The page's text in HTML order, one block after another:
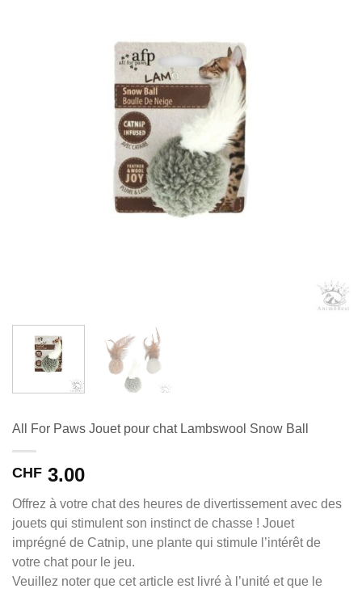
All For Paws Jouet pour chat Lambswool Snow Ball
CHF 3.00
Offrez à votre chat des heures de divertissement avec des
jouets qui stimulent son instinct de chasse ! Jouet
imprégné de Catnip, une plante qui stimule l’intérêt de
votre chat pour le jeu.
Veuillez noter que cet article est livré à l’unité et que le